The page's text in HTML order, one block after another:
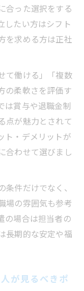
合った選択をする
したい方はシフト
を求める方は正社
て働ける」「複数
の柔軟さを評価す
は賞与や退職金制
点が魅力とされて
ト・デメリットが
合わせて選びまし
件だけでなく、
場の雰囲気も参考
の場合は担当者の
長期的な安定や福
が見るべきポ